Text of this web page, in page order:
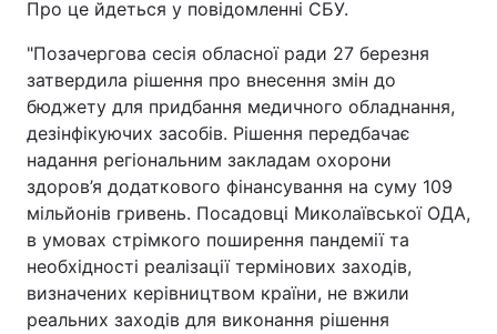
Про це йдеться у повідомленні СБУ.
"Позачергова сесія обласної ради 27 березня
затвердила рішення про внесення змін до
бюджету для придбання медичного обладнання,
дезінфікуючих засобів. Рішення передбачає
надання регіональним закладам охорони
здоров’я додаткового фінансування на суму 109
мільйонів гривень. Посадовці Миколаївської ОДА,
в умовах стрімкого поширення пандемії та
необхідності реалізації термінових заходів,
визначених керівництвом країни, не вжили
реальних заходів для виконання рішення